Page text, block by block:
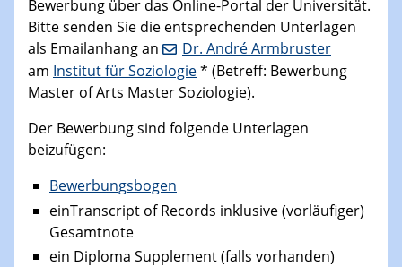
Bewerbung über das Online-Portal der Universität.
Bitte senden Sie die entsprechenden Unterlagen
als Emailanhang an
Dr. André Armbruster
am Institut für Soziologie* (Betreff: Bewerbung
Master of Arts Master Soziologie).
Der Bewerbung sind folgende Unterlagen
beizufügen:
Bewerbungsbogen
einTranscript of Records inklusive (vorläufiger)
Gesamtnote
ein Diploma Supplement (falls vorhanden)